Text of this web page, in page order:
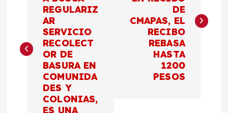
g
REGULARIZ
AR
SERVICIO
RECOLECT
OR DE
BASURA EN
COMUNIDA
DES Y
COLONIAS,
ES UNA
DE
CMAPAS, EL
RECIBO
REBASA
HASTA
1200
PESOS